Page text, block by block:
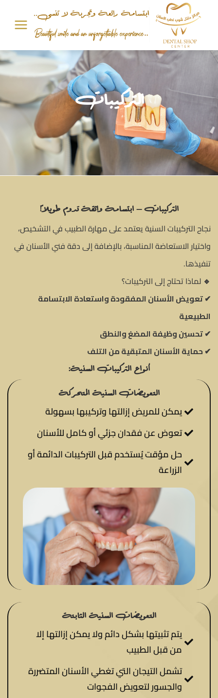
التركيبات
التركيبات – ابتسامة واثقة تدوم طويلاً!
نجاح التركيبات السنية يعتمد على مهارة الطبيب في التشخيص،
واختيار الاستعاضة المناسبة، بالإضافة إلى دقة فني الأسنان في
تنفيذها.
🔹 لماذا تحتاج إلى التركيبات؟
✔ تعويض الأسنان المفقودة واستعادة الابتسامة
الطبيعية
✔ تحسين وظيفة المضغ والنطق
✔ حماية الأسنان المتبقية من التلف
أنواع التركيبات السنية:
التعويضات السنية المتحركة
يمكن للمريض إزالتها وتركيبها بسهولة
تعوض عن فقدان جزئي أو كامل للأسنان
حل مؤقت يُستخدم قبل التركيبات الدائمة أو
الزراعة
التعويضات السنية الثابتة
يتم تثبيتها بشكل دائم ولا يمكن إزالتها إلا
من قبل الطبيب
تشمل التيجان التي تغطي الأسنان المتضررة
والجسور لتعويض الفجوات